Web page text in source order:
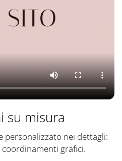
su misura
personalizzato nei dettagli:
grafici.